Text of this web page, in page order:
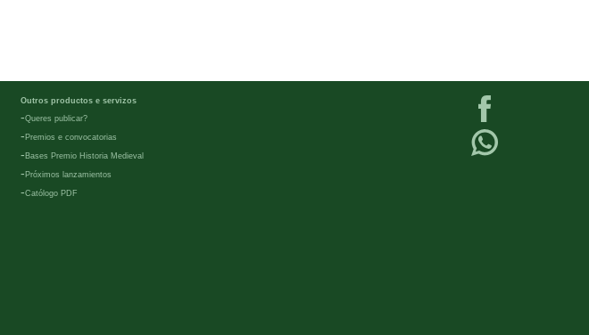
Outros productos e servizos
-Queres publicar?
- Premios e convocatorias
- Bases Premio Historia Medieval
- Próximos lanzamientos
-Católogo PDF